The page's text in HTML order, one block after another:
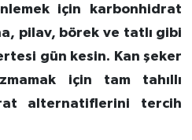
için karbonhidrat
pilav, börek ve tatlı gibi
gün kesin. Kan şeker
için tam tahıllı
alternatiflerini tercih